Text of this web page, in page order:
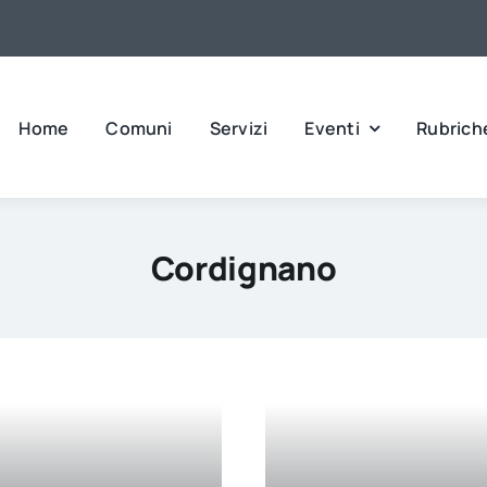
Home Comuni Servizi Eventi
Cordignano